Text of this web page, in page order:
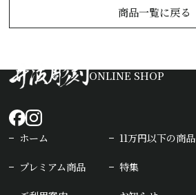
商品一覧に戻る
ONLINE SHOP
ホーム 11万円以下の商品
プレミアム商品 特集